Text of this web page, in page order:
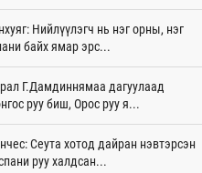
15 цаг 40 мин
Н.Амарзаяа: 32 хуудастай
дэвтэр долоо хоногт л дүүрдэг
15 цаг 31 мин
байна
12 цаг 01 мин
Нийлүүлэгч нь нэг орны, нэг
байх ямар эрс...
Г.Дамдиннямаа дагуулаад
руу биш, Орос руу я...
Сеута хотод дайран нэвтэрсэн
руу халдсан...